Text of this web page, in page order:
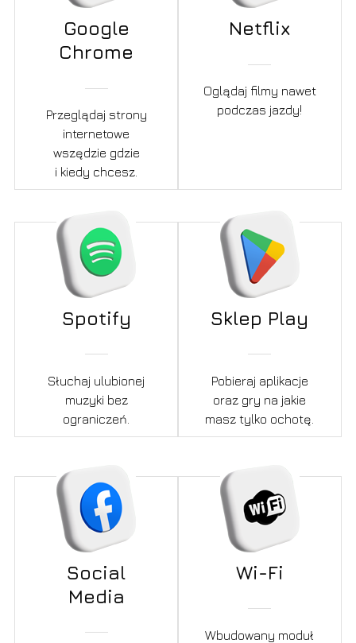
Google
Chrome
Przeglądaj strony
internetowe
wszędzie gdzie
i kiedy chcesz.
Netflix
Oglądaj filmy nawet
podczas jazdy!
Spotify
Słuchaj ulubionej
muzyki bez
ograniczeń.
Sklep Play
Pobieraj aplikacje
oraz gry na jakie
masz tylko ochotę.
Social
Media
Wi-Fi
Wbudowany moduł